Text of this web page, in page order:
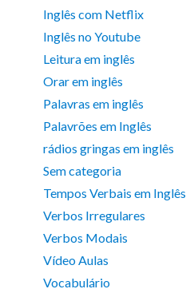
Inglês com Netflix
Inglês no Youtube
Leitura em inglês
Orar em inglês
Palavras em inglês
Palavrões em Inglês
rádios gringas em inglês
Sem categoria
Tempos Verbais em Inglês
Verbos Irregulares
Verbos Modais
Vídeo Aulas
Vocabulário